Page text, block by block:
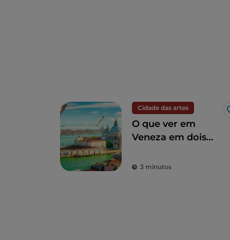
Cidade das artes
O que ver em
Veneza em dois
3 minutos